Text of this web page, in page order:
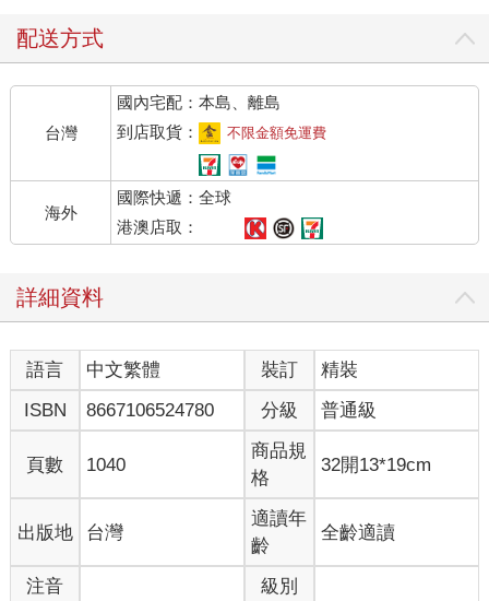
配送方式
台灣
國內宅配：本島、離島
到店取貨：
不限金額免運費
海外
國際快遞：全球
港澳店取：
詳細資料
語言 中文繁體 裝訂
精裝
ISBN
8667106524780 分級 普通級
頁數 1040
商品規
格
32開13*19cm
出版地 台灣
適讀年
齡
全齡適讀
注音 級別